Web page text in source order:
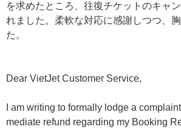
を求めたところ、往復チケットのキャ
れました。柔軟な対応に感謝しつつ、
た。
Dear VietJet Customer Service,
I am writing to formally lodge a
mediate refund regarding my Booking